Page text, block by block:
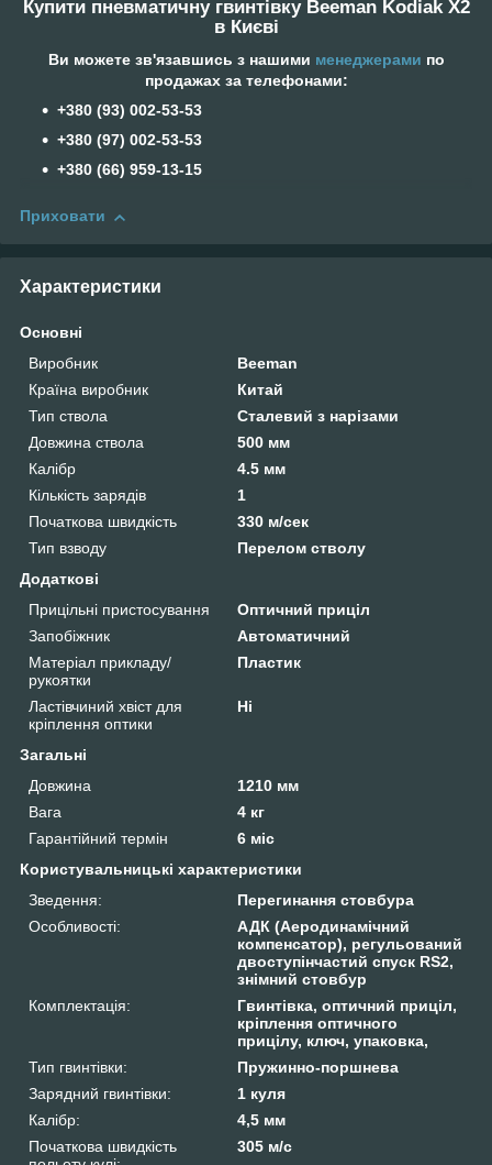
Купити пневматичну гвинтівку Beeman Kodiak X2
в Києві
Ви можете зв'язавшись з нашими менеджерами по
продажах за телефонами:
+380 (93) 002-53-53
+380 (97) 002-53-53
+380 (66) 959-13-15
Приховати
Характеристики
Основні
Виробник
Beeman
Країна виробник
Китай
Тип ствола
Сталевий з нарізами
Довжина ствола
500 мм
Калібр
4.5 мм
Кількість зарядів
1
Початкова швидкість
330 м/сек
Тип взводу
Перелом стволу
Додаткові
Прицільні пристосування
Оптичний приціл
Запобіжник
Автоматичний
Матеріал прикладу/
рукоятки
Пластик
Ластівчиний хвіст для
кріплення оптики
Ні
Загальні
Довжина
1210 мм
Вага
4 кг
Гарантійний термін
6 міс
Користувальницькі характеристики
Зведення:
Перегинання стовбура
Особливості:
АДК (Аеродинамічний
компенсатор), регульований
двоступінчастий спуск RS2,
знімний стовбур
Комплектація:
Гвинтівка, оптичний приціл,
кріплення оптичного
прицілу, ключ, упаковка,
Тип гвинтівки:
Пружинно-поршнева
Зарядний гвинтівки:
1 куля
Калібр:
4,5 мм
Початкова швидкість
305 м/с